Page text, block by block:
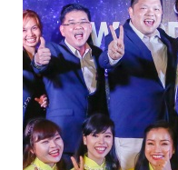
VAN GIẢM
VAN CÂN
VAN AN